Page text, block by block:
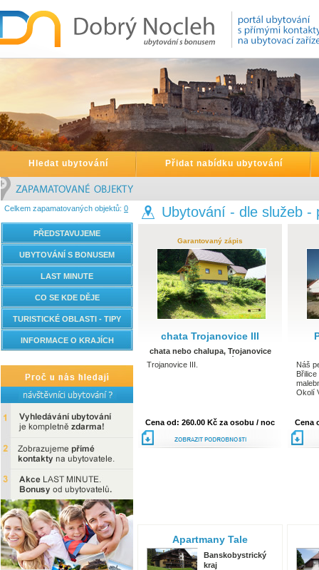
Hledat ubytování Přidat nabídku ubytování
Celkem zapamatovaných objektů: 0
PŘEDSTAVUJEME
UBYTOVÁNÍ S BONUSEM
LAST MINUTE
CO SE KDE DĚJE
TURISTICKÉ OBLASTI - TIPY
INFORMACE O KRAJÍCH
Ubytování - dle služeb -
Garantovaný zápis
chata Trojanovice III
chata nebo chalupa, Trojanovice
Moravskoslezský kraj
Trojanovice III.
Cena od: 260.00 Kč za osobu / noc
Náš
Okolí
zdejší
Cena
Apartmany Tale
Banskobystrický
kraj